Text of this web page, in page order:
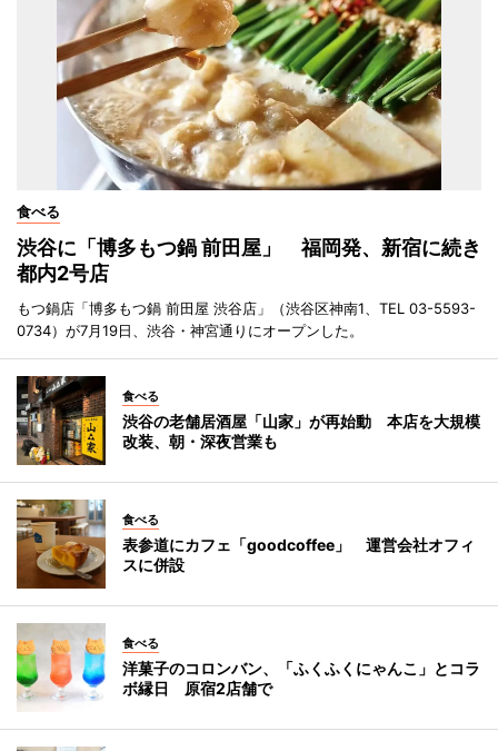
食べる
渋谷に「博多もつ鍋 前田屋」 福岡発、新宿に続き
都内2号店
もつ鍋店「博多もつ鍋 前田屋 渋谷店」（渋谷区神南1、TEL 03-5593-
0734）が7月19日、渋谷・神宮通りにオープンした。
食べる
渋谷の老舗居酒屋「山家」が再始動 本店を大規模
改装、朝・深夜営業も
食べる
表参道にカフェ「goodcoffee」 運営会社オフィ
スに併設
食べる
洋菓子のコロンバン、「ふくふくにゃんこ」とコラ
ボ縁日 原宿2店舗で